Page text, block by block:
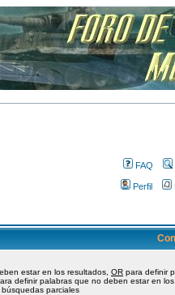
FAQ
Perfil
estar en los resultados, OR para definir
definir palabras que no deben estar en los
parciales